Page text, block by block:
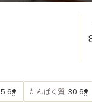
5.6g たんぱく質 30.6g